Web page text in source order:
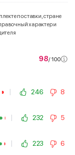
поставки, стране
характер и
98/ 100
246
8
232
5
223
6